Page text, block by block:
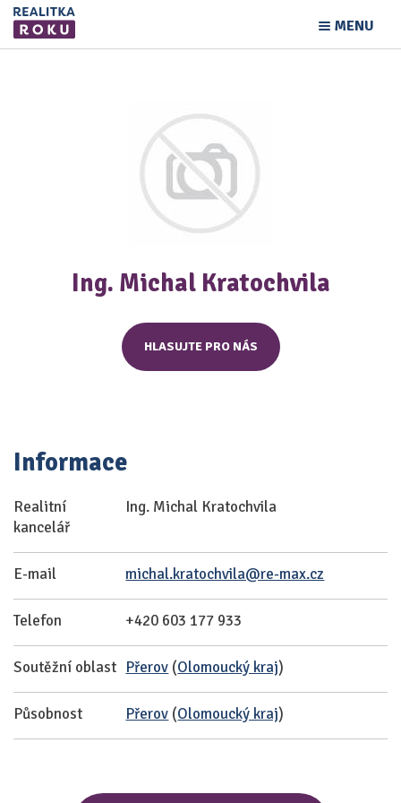
MENU
Ing. Michal Kratochvila
HLASUJTE PRO NÁS
Informace
Realitní
kancelář
Ing. Michal Kratochvila
E-mail michal.kratochvila@re-max.cz
Telefon +420 603 177 933
Soutěžní oblast Přerov (Olomoucký kraj)
Působnost Přerov (Olomoucký kraj)